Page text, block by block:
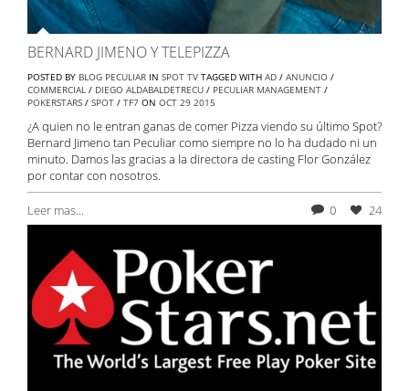
BERNARD JIMENO Y TELEPIZZA
POSTED BY BLOG PECULIAR IN SPOT TV TAGGED WITH AD / ANUNCIO /
COMMERCIAL / DIEGO ALDABALDETRECU / PECULIAR MANAGEMENT /
POKERSTARS / SPOT / TF7 ON OCT 29 2015
¿A quien no le entran ganas de comer Pizza viendo su último Spot?
Bernard Jimeno tan Peculiar como siempre no lo ha dudado ni un
minuto. Damos las gracias a la directora de casting Flor González
por contar con nosotros.
Leer mas... 0 24